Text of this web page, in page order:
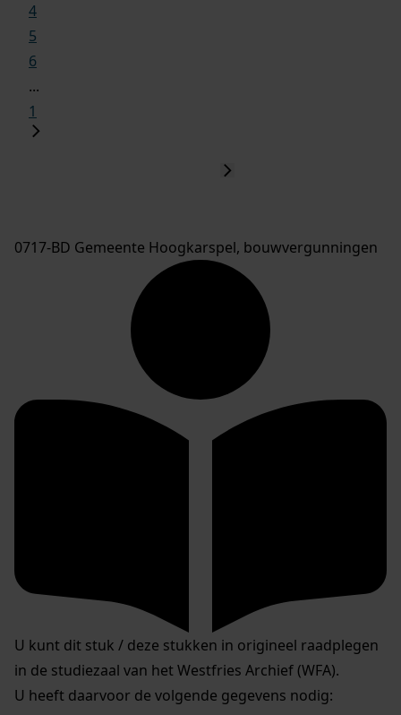
4
5
6
...
1
0717-BD Gemeente Hoogkarspel, bouwvergunningen
U kunt dit stuk / deze stukken in origineel raadplegen
in de studiezaal van het Westfries Archief (WFA).
U heeft daarvoor de volgende gegevens nodig: